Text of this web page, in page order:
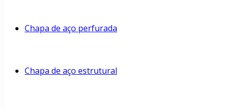
Chapa de aço perfurada
Chapa de aço estrutural